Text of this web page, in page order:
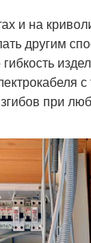
и на
другим
при